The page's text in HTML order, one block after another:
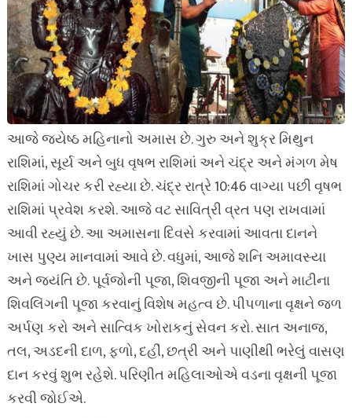
આજે જ્યેષ્ઠ મહિનાનો અમાસ છે. ગુરુ અને શુક્ર મિથુન
રાશિમાં, સૂર્ય અને બુધ વૃષભ રાશિમાં અને ચંદ્ર અને મંગળ મેષ
રાશિમાં ગોચર કરી રહ્યા છે. ચંદ્ર રાત્રે 10:46 વાગ્યા પછી વૃષભ
રાશિમાં પ્રવેશ કરશે. આજે વટ સાવિત્રી વ્રત પણ રાખવામાં
આવી રહ્યું છે. આ અમાસના દિવસે કરવામાં આવતા દાનને
ખાસ પુણ્ય માનવામાં આવે છે. વધુમાં, આજે શનિ અમાવસ્યા
અને જયંતિ છે. પૂર્વજોની પૂજા, શિવજીની પૂજા અને માટીના
શિવલિંગની પૂજા કરવાનું વિશેષ મહત્વ છે. પીપળાના વૃક્ષને જળ
અર્પણ કરો અને સાત્વિક ખોરાકનું સેવન કરો. સાત અનાજ,
તલ, અડદની દાળ, ફળો, દહીં, છત્રી અને પાણીથી ભરેલું વાસણ
દાન કરવું શુભ રહેશે. પરિણીત મહિલાઓએ વડના વૃક્ષની પૂજા
કરવી જોઈએ.